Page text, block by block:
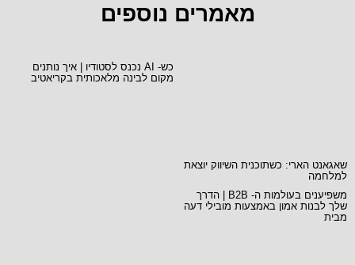
מאמרים נוספים
שאגאנט הארי: כשתוכנית השיווק יוצאת
למלחמה
כש- AI נכנס לסטודיו | איך נותנים
מקום לבינה מלאכותית בקריאטיב
משפיענים בעולמות ה- B2B | הדרך
שלך לבנות אמון באמצעות מובילי דעה
מבית